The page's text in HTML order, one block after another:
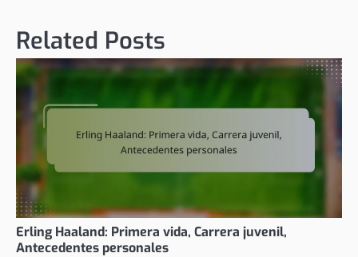
Related Posts
Erling Haaland: Primera vida, Carrera juvenil,
Antecedentes personales